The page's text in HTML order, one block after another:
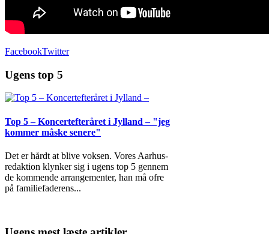
FacebookTwitter
Ugens top 5
Top 5 – Koncertefteråret i Jylland – "jeg
kommer måske senere"
Det er hårdt at blive voksen. Vores Aarhus-
redaktion klynker sig i ugens top 5 gennem
de kommende arrangementer, han må ofre
på familiefaderens...